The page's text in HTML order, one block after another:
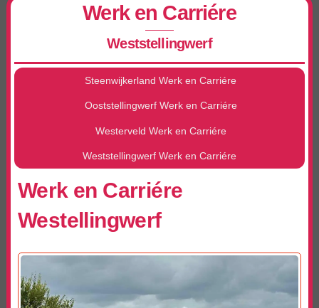
Werk en Carriére
Weststellingwerf
Steenwijkerland Werk en Carriére
Ooststellingwerf Werk en Carriére
Westerveld Werk en Carriére
Weststellingwerf Werk en Carriére
Werk en Carriére
Westellingwerf